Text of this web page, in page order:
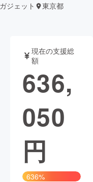
書籍・雑誌
チャレンジ
Creation
ジェット 東京都
現在の支援総
額
636,
050
円
636%